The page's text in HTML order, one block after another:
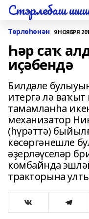
Стэрлебаш
Төрлөһөнән 9 НОЯБРЯ
Һәр саҡ
иҫәбендә
Билдәле
итергә лә
тамамланһа
механизатор
(һүрәттә)
көсөргәнешле
әҙерләүселәр
комбайнда
тракторына